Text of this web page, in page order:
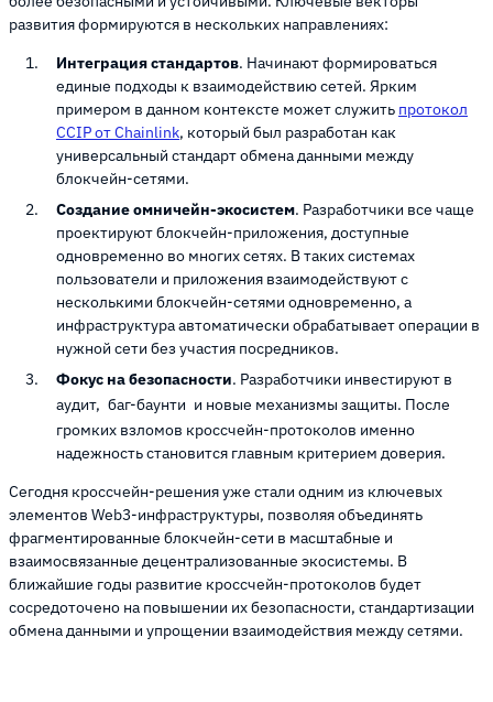
развития формируются в нескольких направлениях:
Интеграция стандартов. Начинают формироваться
единые подходы к взаимодействию сетей. Ярким
примером в данном контексте может служить протокол
CCIP от Chainlink, который был разработан как
универсальный стандарт обмена данными между
блокчейн-сетями.
Создание омничейн-экосистем. Разработчики все чаще
проектируют блокчейн-приложения, доступные
одновременно во многих сетях. В таких системах
пользователи и приложения взаимодействуют с
несколькими блокчейн-сетями одновременно, а
инфраструктура автоматически обрабатывает операции в
нужной сети без участия посредников.
Фокус на безопасности. Разработчики инвестируют в
аудит, баг-баунти и новые механизмы защиты. После
громких взломов кроссчейн-протоколов именно
надежность становится главным критерием доверия.
Сегодня кроссчейн-решения уже стали одним из ключевых
элементов Web3-инфраструктуры, позволяя объединять
фрагментированные блокчейн-сети в масштабные и
взаимосвязанные децентрализованные экосистемы. В
ближайшие годы развитие кроссчейн-протоколов будет
сосредоточено на повышении их безопасности, стандартизации
обмена данными и упрощении взаимодействия между сетями.